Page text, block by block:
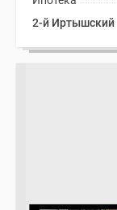
2-й Иртышский